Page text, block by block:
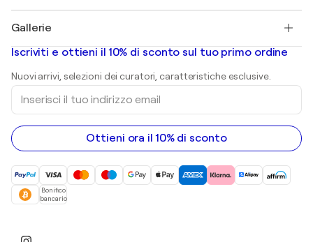
Banksy
Mr. Brainwash
Shepard Fairey
Quadri astratti in vendita
Dipinti di paesaggi
sculture
Dipinti acrilici
Gallerie
Gallerie d’arte in Italia
Iscriviti e ottieni il 10% di sconto sul tuo primo ordine
Nuovi arrivi, selezioni dei curatori, caratteristiche esclusive.
Inserisci
tuo
indirizzo
email
Ottieni ora il 10% di sconto
Bonifico
bancario